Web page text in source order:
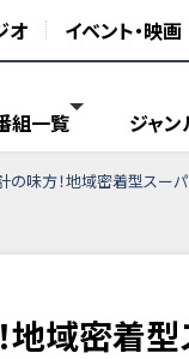
オ イベント・映画
組一覧 ジャン
の味方！地域密着型スー
地域密着